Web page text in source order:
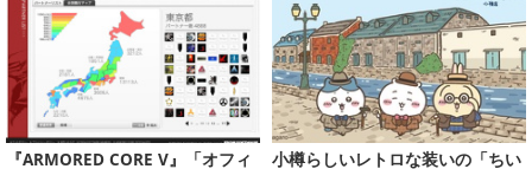
『ARMORED CORE V』「オフィ
小樽らしいレトロな装いの「ちい